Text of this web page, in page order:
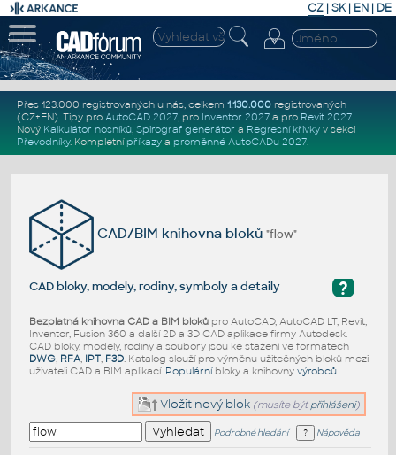
CZ | SK| EN | DE
Přes 123.000 registrovaných u nás, celkem 1.130.000registrovaných
(CZ+EN). Tipy pro AutoCAD 2027, pro Inventor 2027a pro Revit 2027.
Nový Kalkulátor nosníků, Spirograf generátor a Regresní křivkyv sekci
Převodníky. Kompletní příkazya proměnné AutoCADu 2027.
CAD/BIM knihovna bloků"flow"
?
CAD bloky, modely, rodiny, symboly a detaily
Bezplatná knihovna CAD a BIM blokůpro AutoCAD, AutoCAD LT, Revit,
Inventor, Fusion 360 a další 2D a 3D CAD aplikace firmy Autodesk.
CAD bloky, modely, rodiny a soubory jsou ke stažení ve formátech
DWG, RFA, IPT, F3D. Katalog slouží pro výměnu užitečných bloků mezi
uživateli CAD a BIM aplikací. Populárníbloky a knihovny výrobců.
Vložit nový blok (musíte být přihlášeni)
Podrobné hledání Nápověda